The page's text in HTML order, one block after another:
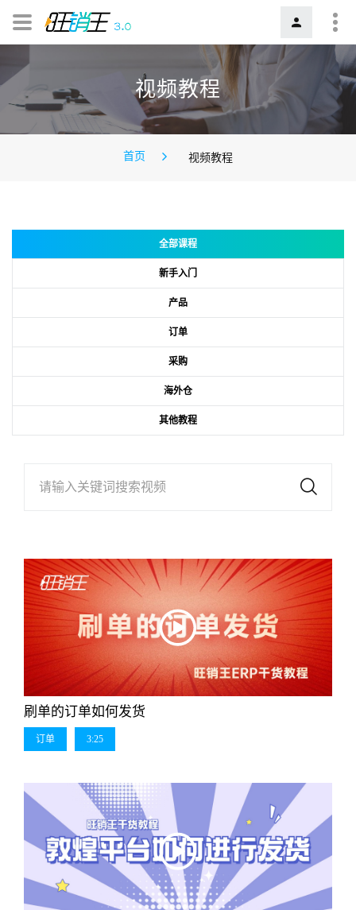
视频教程
首页 视频教程
全部课程
新手入门
产品
订单
采购
海外仓
其他教程
请输入关键词搜索视频
刷单的订单如何发货
订单 3:25